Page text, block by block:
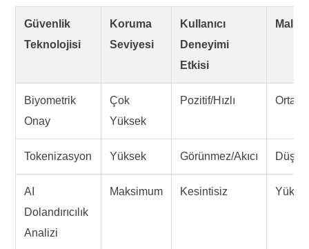
Güvenlik
Teknolojisi
Koruma
Seviyesi
Kullanıcı
Deneyimi
Etkisi
Biyometrik
Onay
Çok
Yüksek
Pozitif/Hızlı Orta
Tokenizasyon Yüksek Görünmez/Akıcı Düşük
AI
Dolandırıcılık
Analizi
Maksimum Kesintisiz